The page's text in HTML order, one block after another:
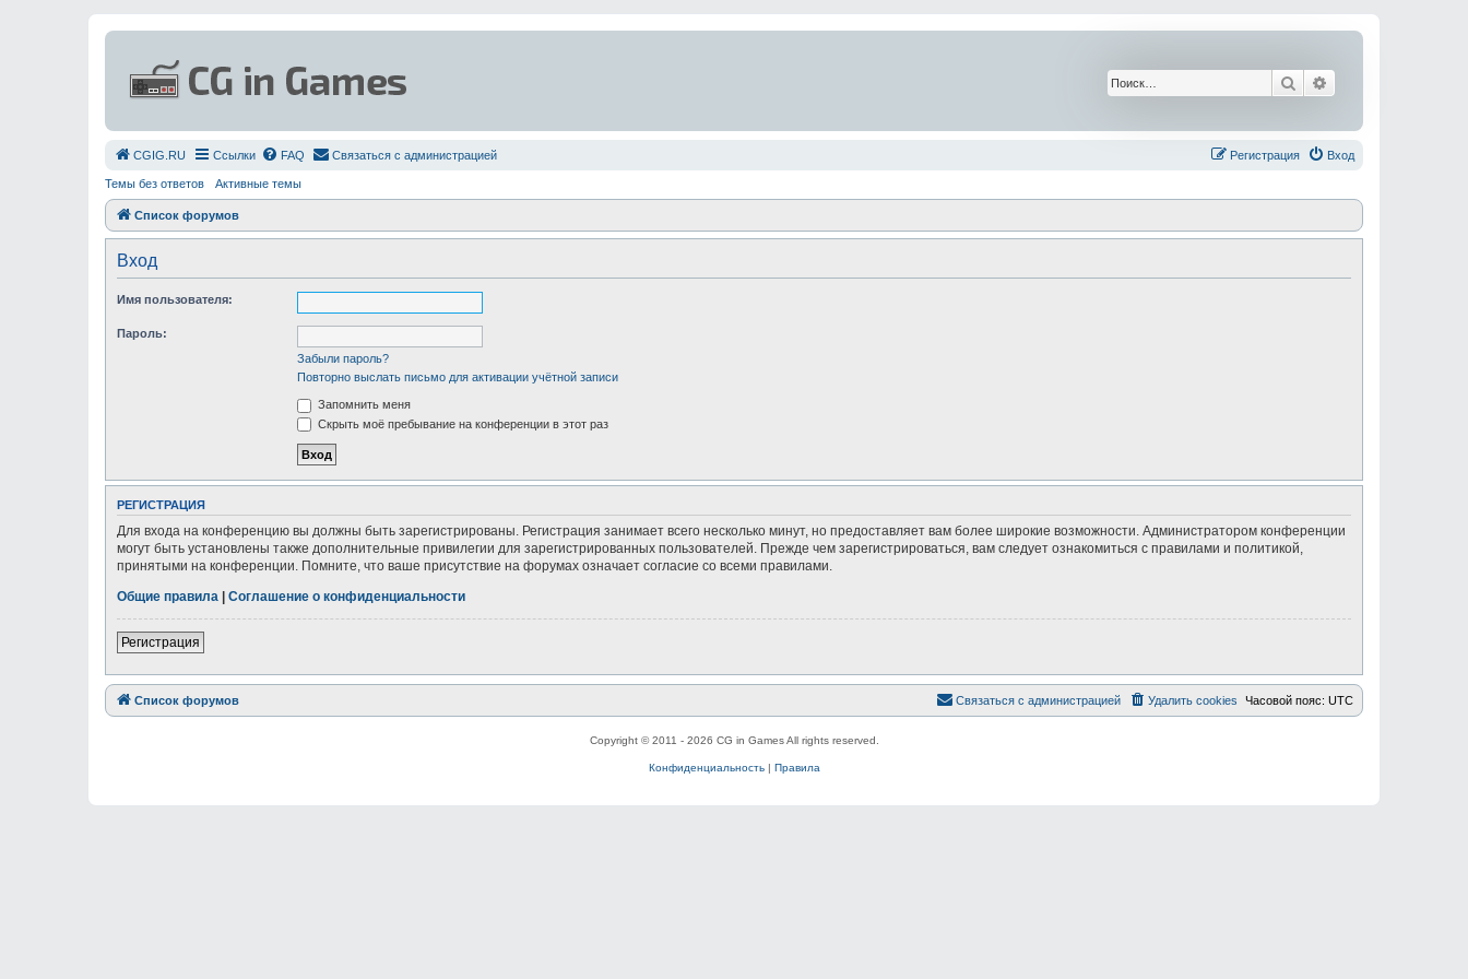
Поиск
СGIG.RU Ссылки FAQ Связаться с администрацией Вход
Регистрация
Темы без ответов Активные темы
Список форумов
Вход
Имя пользователя:
Пароль:
Забыли пароль?
Повторно выслать письмо для активации учётной записи
Запомнить меня
Скрыть моё пребывание на конференции в этот раз
РЕГИСТРАЦИЯ
Для входа на конференцию вы должны быть зарегистрированы. Регистрация занимает всего несколько минут, но предоставляет вам более широкие возможности. Администратором конференции
могут быть установлены также дополнительные привилегии для зарегистрированных пользователей. Прежде чем зарегистрироваться, вам следует ознакомиться с правилами и политикой,
принятыми на конференции. Помните, что ваше присутствие на форумах означает согласие со всеми правилами.
Общие правила | Соглашение о конфиденциальности
Регистрация
Список форумов Часовой пояс: UTC
Удалить cookies
Связаться с администрацией
Copyright © 2011 - 2026 CG in Games All rights reserved.
Конфиденциальность| Правила